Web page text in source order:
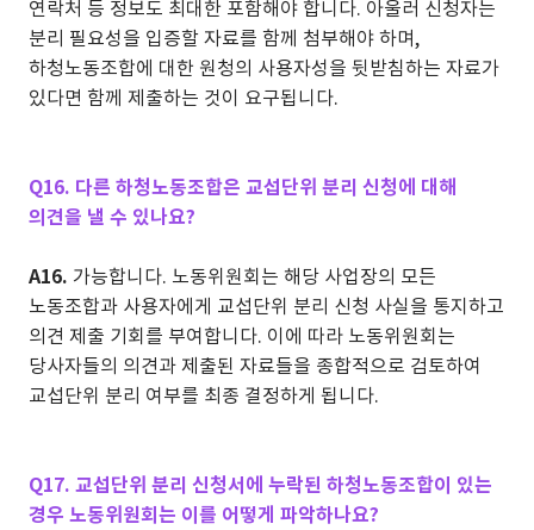
연락처 등 정보도 최대한 포함해야 합니다. 아울러 신청자는
분리 필요성을 입증할 자료를 함께 첨부해야 하며,
하청노동조합에 대한 원청의 사용자성을 뒷받침하는 자료가
있다면 함께 제출하는 것이 요구됩니다.
Q16. 다른 하청노동조합은 교섭단위 분리 신청에 대해
의견을 낼 수 있나요?
A16. 가능합니다. 노동위원회는 해당 사업장의 모든
노동조합과 사용자에게 교섭단위 분리 신청 사실을 통지하고
의견 제출 기회를 부여합니다. 이에 따라 노동위원회는
당사자들의 의견과 제출된 자료들을 종합적으로 검토하여
교섭단위 분리 여부를 최종 결정하게 됩니다.
Q17. 교섭단위 분리 신청서에 누락된 하청노동조합이 있는
경우 노동위원회는 이를 어떻게 파악하나요?